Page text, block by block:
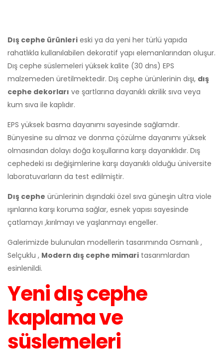
Dış cephe ürünleri eski ya da yeni her türlü yapıda
rahatlıkla kullanılabilen dekoratif yapı elemanlarından oluşur.
Dış cephe süslemeleri yüksek kalite (30 dns) EPS
malzemeden üretilmektedir. Dış cephe ürünlerinin dışı, dış
cephe dekorları ve şartlarına dayanıklı akrilik sıva veya
kum sıva ile kaplıdır.
EPS yüksek basma dayanımı sayesinde sağlamdır.
Bünyesine su almaz ve donma çözülme dayanımı yüksek
olmasından dolayı doğa koşullarına karşı dayanıklıdır. Dış
cephedeki ısı değişimlerine karşı dayanıklı olduğu üniversite
laboratuvarların da test edilmiştir.
Dış cephe ürünlerinin dışındaki özel sıva güneşin ultra viole
ışınlarına karşı koruma sağlar, esnek yapısı sayesinde
çatlamayı ,kırılmayı ve yaşlanmayı engeller.
Galerimizde bulunulan modellerin tasarımında Osmanlı ,
Selçuklu , Modern dış cephe mimari tasarımlardan
esinlenildi.
Yeni dış cephe
kaplama ve
süslemeleri